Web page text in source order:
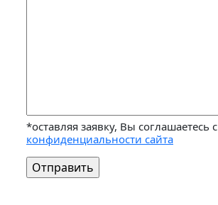
*оставляя заявку, Вы соглашаетесь с
конфиденциальности сайта